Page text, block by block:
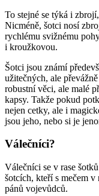
To stejné se týká i
Nicméně, šotci nosí
rychlému svižnému
i kroužkovou.
Šotci jsou známí
užitečných, ale
robustní věci, ale malé
kapsy. Takže pokud
nejen cetky, ale i
jsou jeho, nebo si je
Válečníci?
Válečníci se v rase
šotcích, kteří s mečem
pánů vojevůdců.